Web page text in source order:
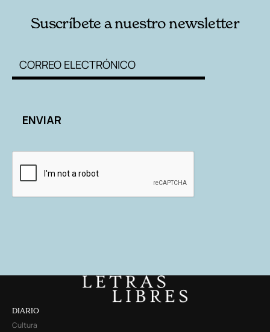
Suscríbete a nuestro newsletter
DIARIO
Cultura